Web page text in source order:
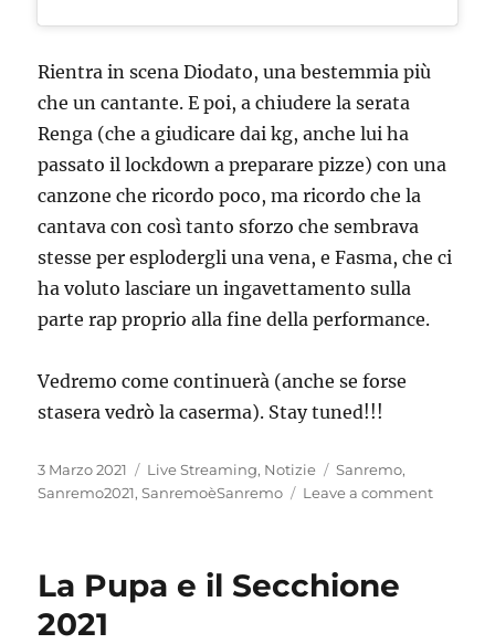
Rientra in scena Diodato, una bestemmia più
che un cantante. E poi, a chiudere la serata
Renga (che a giudicare dai kg, anche lui ha
passato il lockdown a preparare pizze) con una
canzone che ricordo poco, ma ricordo che la
cantava con così tanto sforzo che sembrava
stesse per esplodergli una vena, e Fasma, che ci
ha voluto lasciare un ingavettamento sulla
parte rap proprio alla fine della performance.
Vedremo come continuerà (anche se forse
stasera vedrò la caserma). Stay tuned!!!
Posted
on
3 Marzo 2021 Categories
Live Streaming, Notizie Tags
Sanremo,
Sanremo2021,SanremoèSanremo Leave a commenton
La Pupa e il Secchione
2021